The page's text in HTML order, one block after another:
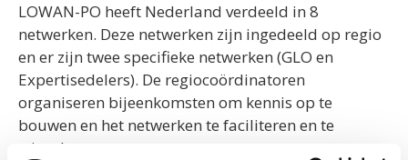
LOWAN-PO heeft Nederland verdeeld in 8
netwerken. Deze netwerken zijn ingedeeld op regio
en er zijn twee specifieke netwerken (GLO en
Expertisedelers). De regiocoördinatoren
organiseren bijeenkomsten om kennis op te
bouwen en het netwerken te faciliteren en te
stimuleren.